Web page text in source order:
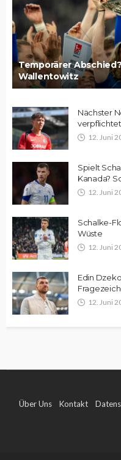
Temporärer
Wallentowitz
Nächster
12. Juni
Spielt
Kanada?
12. Juni
Schalke-
Wüste
12. Juni
Edin
12. Juni
Über Uns Kontakt